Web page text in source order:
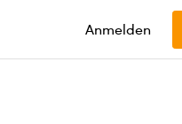
Anmelden